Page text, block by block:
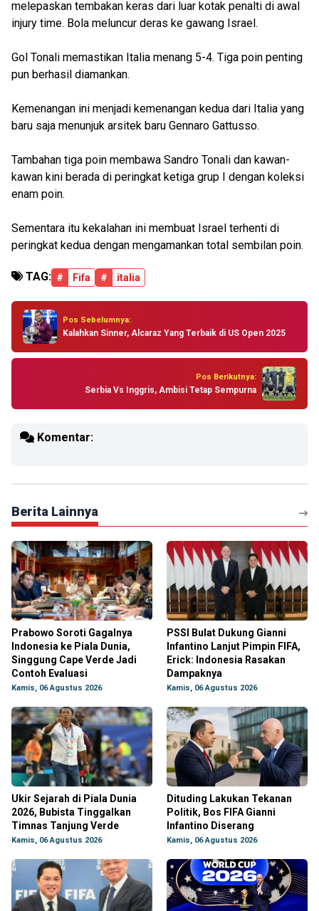
melepaskan tembakan keras dari luar kotak penalti di awal
injury time. Bola meluncur deras ke gawang Israel.
Gol Tonali memastikan Italia menang 5-4. Tiga poin penting
pun berhasil diamankan.
Kemenangan ini menjadi kemenangan kedua dari Italia yang
baru saja menunjuk arsitek baru Gennaro Gattusso.
Tambahan tiga poin membawa Sandro Tonali dan kawan-
kawan kini berada di peringkat ketiga grup I dengan koleksi
enam poin.
Sementara itu kekalahan ini membuat Israel terhenti di
peringkat kedua dengan mengamankan total sembilan poin.
TAG: # Fifa # italia
Pos Sebelumnya:
Kalahkan Sinner, Alcaraz Yang Terbaik di US Open 2025
Pos Berikutnya:
Serbia Vs Inggris, Ambisi Tetap Sempurna
Komentar:
Berita Lainnya
Prabowo Soroti Gagalnya
Indonesia ke Piala Dunia,
Singgung Cape Verde Jadi
Contoh Evaluasi
Kamis, 06 Agustus 2026
PSSI Bulat Dukung Gianni
Infantino Lanjut Pimpin FIFA,
Erick: Indonesia Rasakan
Dampaknya
Kamis, 06 Agustus 2026
Ukir Sejarah di Piala Dunia
2026, Bubista Tinggalkan
Timnas Tanjung Verde
Kamis, 06 Agustus 2026
Dituding Lakukan Tekanan
Politik, Bos FIFA Gianni
Infantino Diserang
Kamis, 06 Agustus 2026